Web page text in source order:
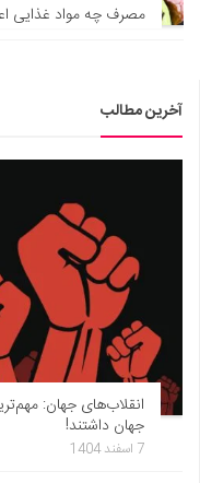
مصرف چه مواد غذایی
آخرین مطالب
انقلاب‌های جهان:
جهان داشتند!
7 اسفند 1404